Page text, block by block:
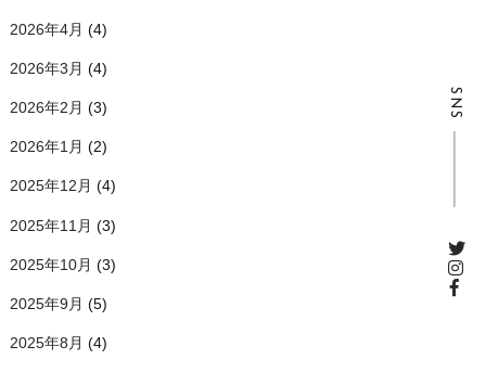
SNS
2026年4月 (4)
2026年3月 (4)
2026年2月 (3)
2026年1月 (2)
2025年12月 (4)
2025年11月 (3)
2025年10月 (3)
2025年9月 (5)
2025年8月 (4)